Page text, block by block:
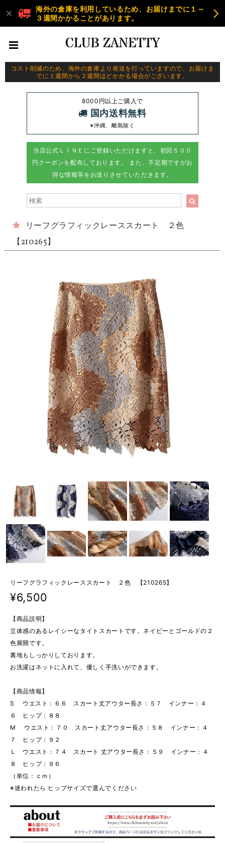
海外の倉庫を利用しているため、お届けまでに１～
３週間かかることがあります。
コスト削減のため、海外の倉庫より発送を行っていますので、お届けま
でに１週間から２週間ほどかかる場合がございます。
8000円以上ご購入で
国内送料無料
※沖縄、離島除く
当店公式ＬＩＮＥにご登録いただけますと、初回５００
円クーポンを配布しております。 また、不定期ですがお
得な情報等をお送りさせていただきます。
リーフグラフィックレーススカート ２色
【210265】
リーフグラフィックレーススカート ２色 【210265】
¥6,500
【商品説明】
立体感のあるレイシーなタイトスカートです。ネイビーとゴールドの２
色展開です。
裏地もしっかりしております。
お洗濯はネットに入れて、優しく手洗いができます。
【商品情報】
S ウエスト：６６ スカート丈アウター長さ：５７ インナー：４
６ ヒップ：８８
M ウエスト：７０ スカート丈アウター長さ：５８ インナー：４
７ ヒップ：９２
Ｌ ウエスト：７４ スカート 丈アウター長さ：５９ インナー：４
８ ヒップ：９６
（単位：ｃｍ）
※迷われたら ヒップサイズで選んでください